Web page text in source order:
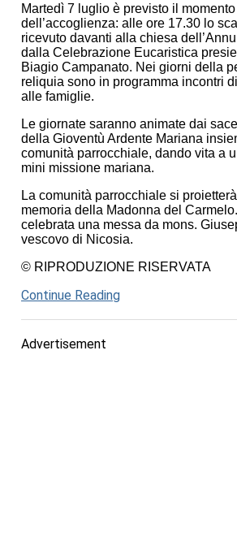
Martedì 7 luglio è previsto il
dell’accoglienza: alle ore 17.30 lo
ricevuto davanti alla chiesa
dalla Celebrazione Eucaristica
Biagio Campanato. Nei giorni della
reliquia sono in programma incontri
alle famiglie.
Le giornate saranno animate dai
della Gioventù Ardente Mariana
comunità parrocchiale, dando vita a
mini missione mariana.
La comunità parrocchiale si
memoria della Madonna del
celebrata una messa da mons.
vescovo di Nicosia.
© RIPRODUZIONE RISERVATA
Continue Reading
Advertisement